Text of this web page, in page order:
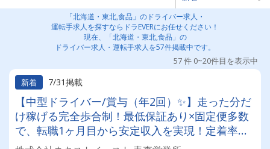
「北海道・東北,食品」のドライバー求人・
運転手求人を探すならドラEVERにお任せください！
現在、「北海道・東北,食品」の
ドライバー求人・運転手求人を57件掲載中です。
57 件 0~20件目を表示中
新着
7/31掲載
【中型ドライバー/賞与（年2回）✨】走った分だ
け稼げる完全歩合制！最低保証あり×固定便多数
で、転職1ヶ月目から安定収入を実現！定着率抜
群の安定企業で働きませんか？✨